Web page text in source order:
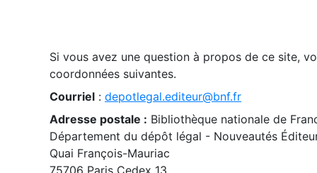
Si vous avez une question à propos de ce site,
coordonnées suivantes.
Courriel : depotlegal.editeur@bnf.fr
Adresse postale : Bibliothèque nationale de
Département du dépôt légal - Nouveautés
Quai François-Mauriac
75706 Paris Cedex 13